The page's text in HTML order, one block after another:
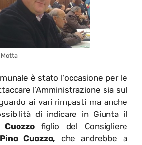
è stato l’occasione per le
l’Amministrazione sia sul
ai vari rimpasti ma anche
di indicare in Giunta il
Cuozzo figlio del Consigliere
Pino Cuozzo, che andrebbe a